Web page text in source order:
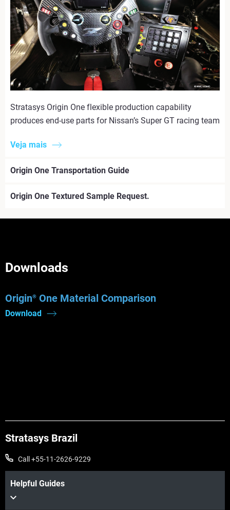
Stratasys Origin One flexible production capability
produces end-use parts for Nissan’s Super GT racing team
Veja mais
Origin One Transportation Guide
Origin One Textured Sample Request.
Veja mais
Downloads
Origin® One Material Comparison
Download
Stratasys Brazil
Call +55-11-2626-9229
Helpful Guides